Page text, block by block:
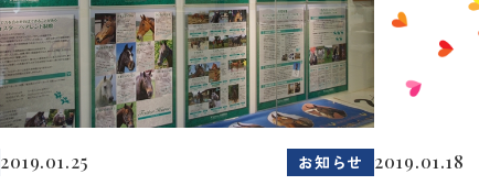
2019.01.25 お知らせ 2019.01.18